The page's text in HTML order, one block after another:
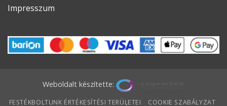
Impresszum
Weboldalt készítette:
FESTÉKBOLTUNK ÉRTÉKESÍTÉSI TERÜLETEI
COOKIE SZABÁLYZAT